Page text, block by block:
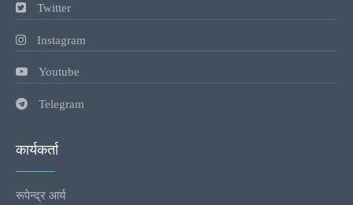
Twitter
Instagram
Youtube
Telegram
कार्यकर्ता
रूपेन्द्र आर्य